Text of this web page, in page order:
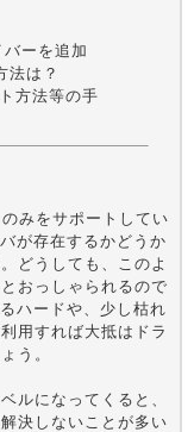
ーを追加
法は？
方法等の手
みをサポートしてい
が存在するかどうか
どうしても、このよ
おっしゃられるので
ハードや、少し枯れ
用すれば大抵はドラ
う。
ルになってくると、
決しないことが多い